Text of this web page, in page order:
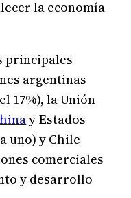
la economía
principales
argentinas
17%), la Unión
y Estados
uno) y Chile
comerciales
y desarrollo